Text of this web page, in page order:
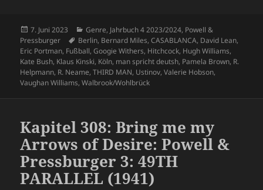
Veröffentlicht
am
7. Juni 2023 Kategorien
Genre, Jahrbuch 4 2023/2024, Powell &
Pressburger
Schlagwörter
Berlin, Bernard Miles,CASABLANCA, David Lean,
Eric Portman, Fußball,Googie Withers, Hitchcock, Hugh Williams,
Kate Bush, Klaus Kinski, Köln, man spricht deutsh, Pamela Brown, R.
Helpmann, R. Neame,THIRD MAN, Ustinov,Valerie Hobson,
Vaughan Williams,Walbrook/Wohlbrück
Kapitel 308: Bring me my
Arrows of Desire: Powell &
Pressburger 3: 49TH
PARALLEL (1941)